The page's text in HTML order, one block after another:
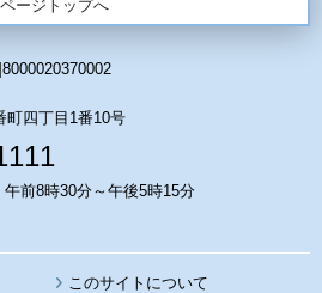
ページトップへ
8000020370002
四丁目1番10号
前8時30分～午後5時15分
このサイトについて